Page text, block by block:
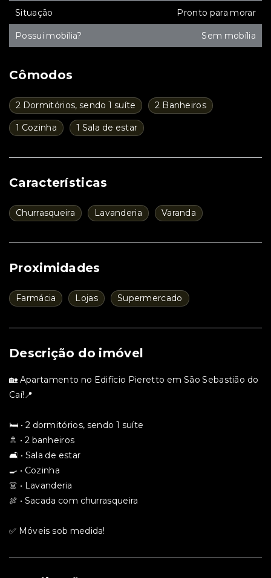
Cômodos
2 Dormitórios, sendo 1 suíte 2 Banheiros
1 Cozinha 1 Sala de estar
Características
Churrasqueira Lavanderia Varanda
Proximidades
Farmácia Lojas Supermercado
Descrição do imóvel
🏡 Apartamento no Edifício Pieretto em São Sebastião do
Caí!📍
🛏️ • 2 dormitórios, sendo 1 suíte
🚿 • 2 banheiros
🛋️ • Sala de estar
🍳 • Cozinha
👗 • Lavanderia
🍖 • Sacada com churrasqueira
✅ Móveis sob medida!
Situação Pronto para morar
Possui mobília? Sem mobília